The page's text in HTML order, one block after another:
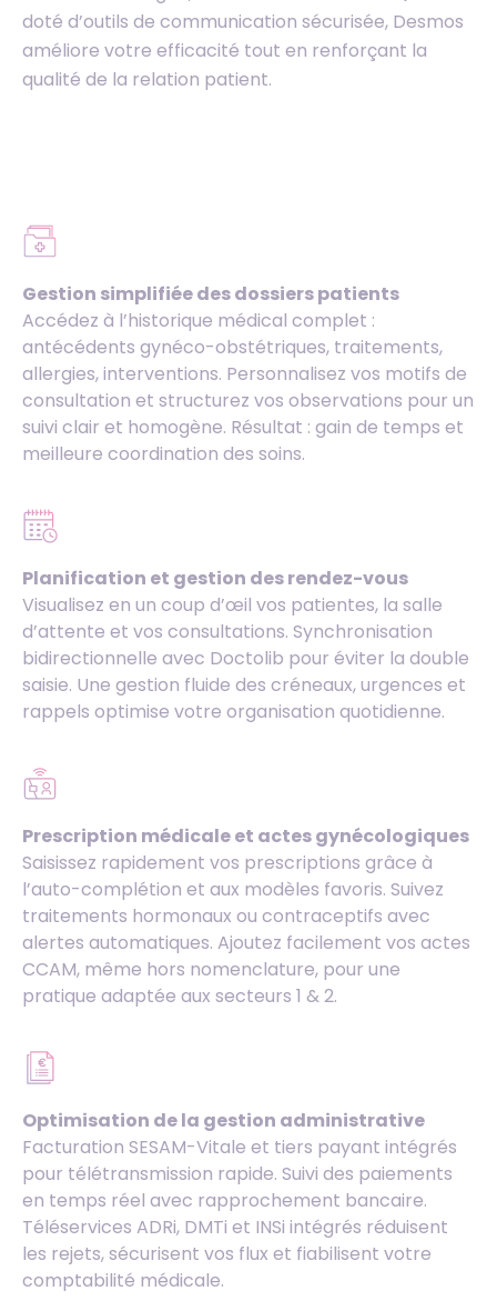
doté d’outils de communication sécurisée, Desmos
améliore votre efficacité tout en renforçant la
qualité de la relation patient.
Gestion simplifiée des dossiers patients
Accédez à l’historique médical complet :
antécédents gynéco-obstétriques, traitements,
allergies, interventions. Personnalisez vos motifs de
consultation et structurez vos observations pour un
suivi clair et homogène. Résultat : gain de temps et
meilleure coordination des soins.
Planification et gestion des rendez-vous
Visualisez en un coup d’œil vos patientes, la salle
d’attente et vos consultations. Synchronisation
bidirectionnelle avec Doctolib pour éviter la double
saisie. Une gestion fluide des créneaux, urgences et
rappels optimise votre organisation quotidienne.
Prescription médicale et actes gynécologiques
Saisissez rapidement vos prescriptions grâce à
l’auto-complétion et aux modèles favoris. Suivez
traitements hormonaux ou contraceptifs avec
alertes automatiques. Ajoutez facilement vos actes
CCAM, même hors nomenclature, pour une
pratique adaptée aux secteurs 1 & 2.
Optimisation de la gestion administrative
Facturation SESAM-Vitale et tiers payant intégrés
pour télétransmission rapide. Suivi des paiements
en temps réel avec rapprochement bancaire.
Téléservices ADRi, DMTi et INSi intégrés réduisent
les rejets, sécurisent vos flux et fiabilisent votre
comptabilité médicale.